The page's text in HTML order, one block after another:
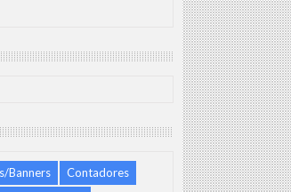
Banners
Contadores